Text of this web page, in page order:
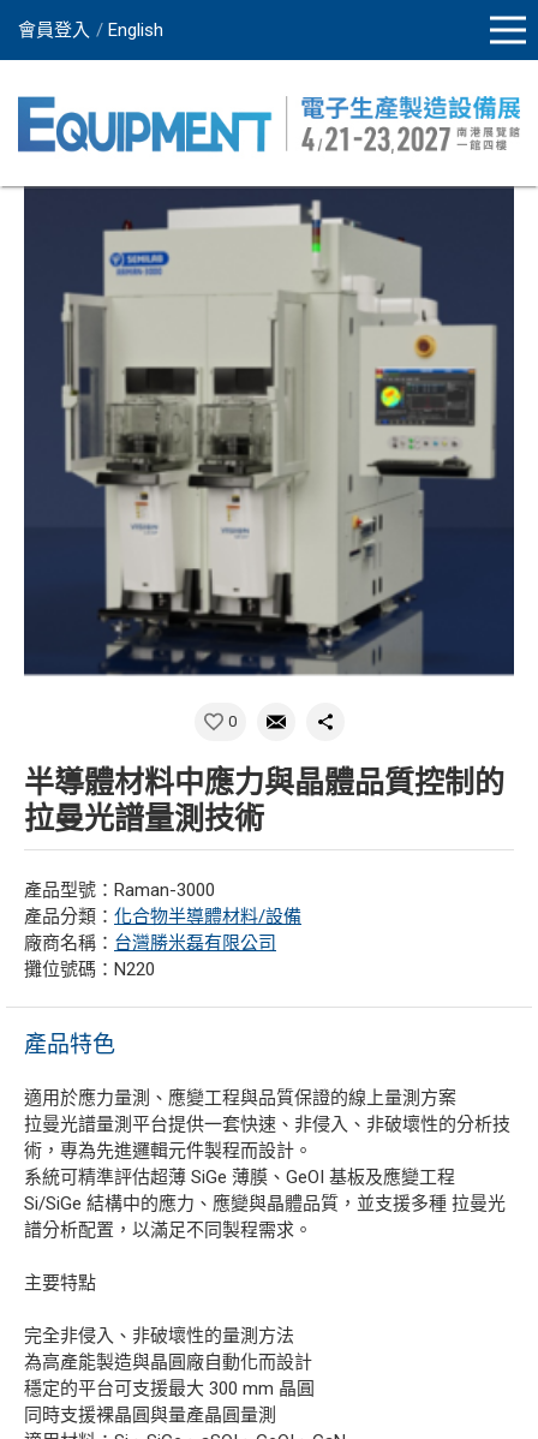
會員登入 English
0
半導體材料中應力與晶體品質控制的
拉曼光譜量測技術
產品型號：Raman-3000
產品分類： 化合物半導體材料/設備
廠商名稱： 台灣勝米磊有限公司
攤位號碼：N220
產品特色
適用於應力量測、應變工程與品質保證的線上量測方案
拉曼光譜量測平台提供一套快速、非侵入、非破壞性的分析技
術，專為先進邏輯元件製程而設計。
系統可精準評估超薄 SiGe 薄膜、GeOI 基板及應變工程
Si/SiGe 結構中的應力、應變與晶體品質，並支援多種 拉曼光
譜分析配置，以滿足不同製程需求。
主要特點
完全非侵入、非破壞性的量測方法
為高產能製造與晶圓廠自動化而設計
穩定的平台可支援最大 300 mm 晶圓
同時支援裸晶圓與量產晶圓量測